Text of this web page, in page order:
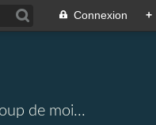
Connexion +
de moi...